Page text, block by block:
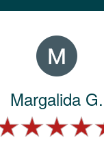
Margalida G.